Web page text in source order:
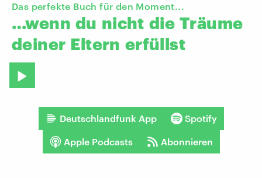
Das perfekte Buch für den Moment...
…wenn du nicht die Träume
deiner Eltern erfüllst
Deutschlandfunk App Spotify
Apple Podcasts Abonnieren